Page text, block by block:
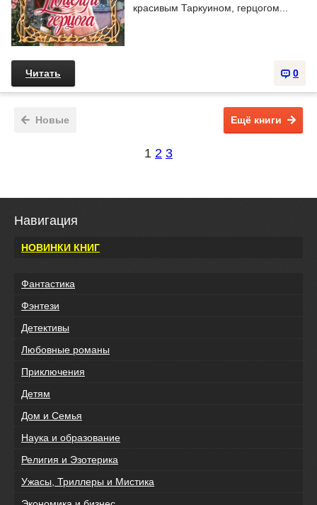
красивым Таркуином, герцогом...
0
Читать
Новые Ещё книги
1 2 3
Навигация
НОВИНКИ КНИГ
Фантастика
Фэнтези
Детективы
Любовные романы
Приключения
Детям
Дом и Семья
Наука и образование
Религия и Эзотерика
Ужасы, Триллеры и Мистика